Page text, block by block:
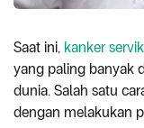
Saat ini, kanker
yang paling banyak
dunia. Salah satu
dengan melakukan